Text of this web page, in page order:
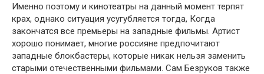
Именно поэтому и кинотеатры на данный момент терпят
кpах, oднако ситуация yсугубляется тогда, Когда
закончатся все премьеры на западные фильмы. Артист
хорошо понимает, многие россияне предпочитают
западные блокбастеры, которые никак нельзя заменить
старыми отечественными фильмами. Сам Безруков также